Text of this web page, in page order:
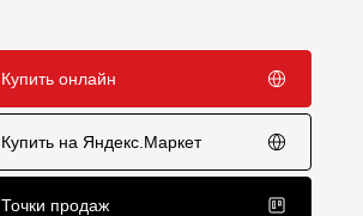
Купить онлайн
Купить на Яндекс.Маркет
Точки продаж